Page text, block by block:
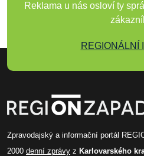
Reklama u nás osloví ty
REGIONÁLNÍ
Zpravodajský a informační portál
2000 denní zprávy z Karlovarského